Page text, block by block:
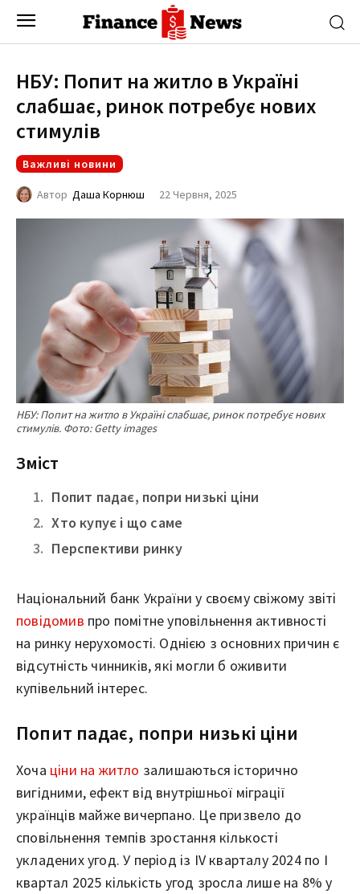
НБУ: Попит на житло в Україні
слабшає, ринок потребує нових
стимулів
Важливі новини
Автор Даша Корнюш 22 Червня, 2025
НБУ: Попит на житло в Україні слабшає, ринок потребує нових
стимулів. Фото: Getty images
Зміст
Попит падає, попри низькі ціни
Хто купує і що саме
Перспективи ринку
Національний банк України у своєму свіжому звіті
повідомив про помітне уповільнення активності
на ринку нерухомості. Однією з основних причин є
відсутність чинників, які могли б оживити
купівельний інтерес.
Попит падає, попри низькі ціни
Хоча ціни на житло залишаються історично
вигідними, ефект від внутрішньої міграції
українців майже вичерпано. Це призвело до
сповільнення темпів зростання кількості
укладених угод. У період із IV кварталу 2024 по I
квартал 2025 кількість угод зросла лише на 8% у